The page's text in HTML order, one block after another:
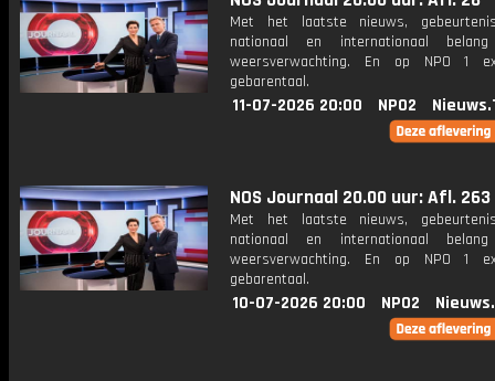
Met het laatste nieuws,
nationaal en internationaal
weersverwachting. En op NPO 1
gebarentaal.
11-07-2026 20:00 NPO2
NOS Journaal 20.00 uur: Afl. 263
Met het laatste nieuws,
nationaal en internationaal
weersverwachting. En op NPO 1
gebarentaal.
10-07-2026 20:00 NPO2